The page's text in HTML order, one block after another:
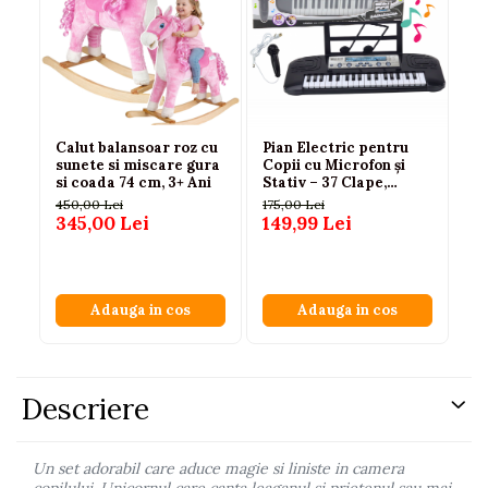
Calut balansoar roz cu
sunete si miscare gura
si coada 74 cm, 3+ Ani
450,00 Lei
345,00 Lei
Adauga in cos
Pian Electric pentru
Copii cu Microfon și
Stativ – 37 Clape,
Negru, 3 ani+
175,00 Lei
149,99 Lei
Adauga in cos
Descriere
Un set adorabil care aduce magie si liniste in camera